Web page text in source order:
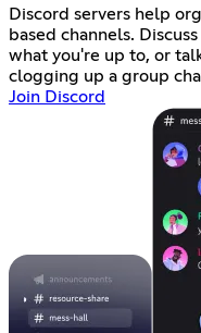
Discord servers help
based channels.
what you're up to, or
clogging up a group
Join Discord